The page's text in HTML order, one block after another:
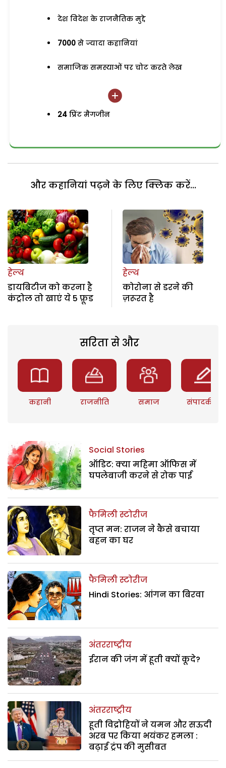
देश विदेश के राजनैतिक मुद्दे
7000 से ज्यादा कहानियां
समाजिक समस्याओं पर चोट करते लेख
24 प्रिंट मैगजीन
और कहानियां पढ़ने के लिए क्लिक करें...
हेल्थ
डायबिटीज को करना है
कंट्रोल तो खाएं ये 5 फ़ूड
हेल्थ
कोरोना से डरने की
ज़रूरत है
सरिता से और
कहानी राजनीति समाज संपादकीय
Social Stories
ऑडिट: क्या महिमा ऑफिस में
घपलेबाजी करने से रोक पाई
फैमिली स्टोरीज
तृप्त मन: राजन ने कैसे बचाया
बहन का घर
फैमिली स्टोरीज
Hindi Stories: आंगन का बिरवा
अंतरराष्ट्रीय
ईरान की जंग में हूती क्यों कूदे?
अंतरराष्ट्रीय
हूती विद्रोहियों ने यमन और सऊदी
अरब पर किया भयंकर हमला :
बढ़ाई ट्रंप की मुसीबत